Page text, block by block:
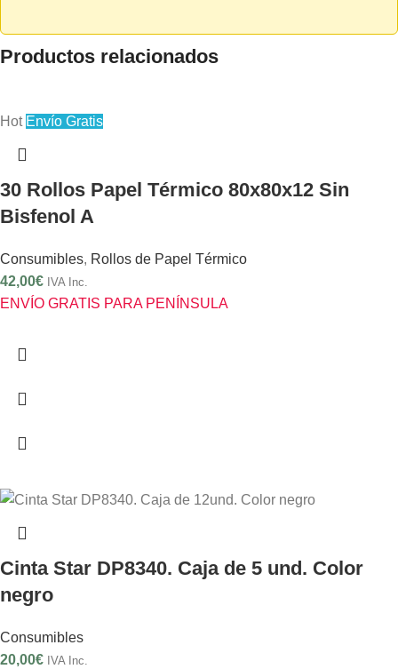
Productos relacionados
Hot Envío Gratis
30 Rollos Papel Térmico 80x80x12 Sin
Bisfenol A
Consumibles, Rollos de Papel Térmico
42,00€ IVA Inc.
ENVÍO GRATIS PARA PENÍNSULA
Cinta Star DP8340. Caja de 5 und. Color
negro
Consumibles
20,00€ IVA Inc.